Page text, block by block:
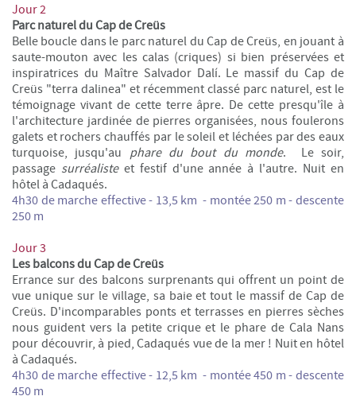
Jour 2
Parc naturel du Cap deCreüs
Belle boucle dans le parc naturel du Cap de Creüs, en jouant à
saute-mouton avec les calas (criques) si bien préservées et
inspiratrices du Maître Salvador Dalí. Le massif du Cap de
Creüs "terra dalinea" et récemment classé parc naturel, est le
témoignage vivant de cette terre âpre. De cette presqu'île à
l'architecture jardinée de pierres organisées, nous foulerons
galets et rochers chauffés par le soleil et léchées par des eaux
turquoise, jusqu'au phare du bout du monde. Le soir,
passage surréalisteet festif d'une année à l'autre. Nuit en
hôtel à Cadaqués.
4h30 de marche effective - 13,5 km - montée 250 m - descente
250 m
Jour 3
Les balcons du Cap deCreüs
Errance sur des balcons surprenants qui offrent un point de
vue unique sur le village, sa baie et tout le massif de Cap de
Creüs. D'incomparables ponts et terrasses en pierres sèches
nous guident vers la petite crique et le phare de Cala Nans
pour découvrir, à pied, Cadaqués vue de la mer ! Nuit en hôtel
à Cadaqués.
4h30 de marche effective - 12,5 km - montée 450 m - descente
450 m